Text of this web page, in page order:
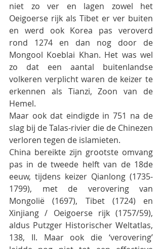
niet zo ver en lagen zowel het
Oeigoerse rijk als Tibet er ver buiten
en werd ook Korea pas veroverd
rond 1274 en dan nog door de
Mongool Koeblai Khan. Het was wel
zo dat een aantal buitenlandse
volkeren verplicht waren de keizer te
erkennen als Tianzi, Zoon van de
Hemel.
Maar ook dat eindigde in 751 na de
slag bij de Talas-rivier die de Chinezen
verloren tegen de islamieten.
China bereikte zijn grootste omvang
pas in de tweede helft van de 18de
eeuw, tijdens keizer Qianlong (1735-
1799), met de verovering van
Mongolië (1697), Tibet (1724) en
Xinjiang / Oeigoerse rijk (1757/59),
aldus Putzger Historischer Weltatlas,
138, II. Maar ook die ‘verovering’